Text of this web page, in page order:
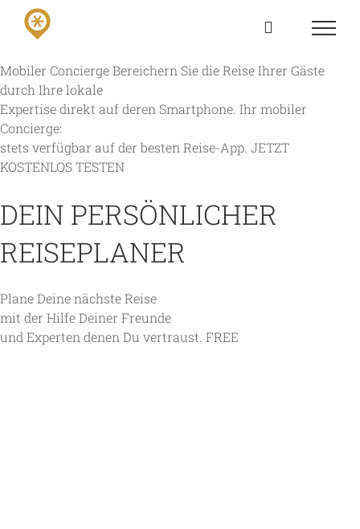
Mobiler ConciergeBereichern Sie die Reise Ihrer Gäste
durch Ihre lokale
Expertise direkt auf deren Smartphone. Ihr mobiler
Concierge:
stets verfügbar auf der besten Reise-App. JETZT
KOSTENLOS TESTEN
DEIN PERSÖNLICHER
REISEPLANER
Plane Deine nächste Reise
mit der Hilfe Deiner Freunde
und Experten denen Du vertraust. FREE